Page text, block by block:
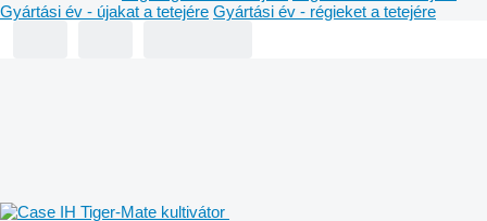
Gyártási év - újakat a tetejére Gyártási év - régieket a tetejére